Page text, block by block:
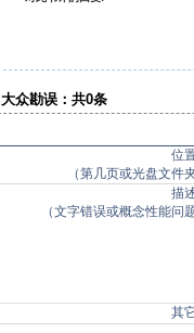
大众勘误：共0条
位
（第几页或光盘文件
描
（文字错误或概念性能问
其